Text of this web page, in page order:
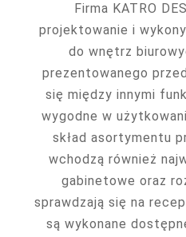
Firma KATRO
projektowanie i
do wnętrz
prezentowanego
się między innymi
wygodne w
skład asortymentu
wchodzą również
gabinetowe oraz
sprawdzają się na
są wykonane